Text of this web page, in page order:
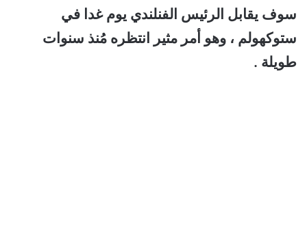
سوف يقابل الرئيس الفنلندي يوم غدا في
ستوكهولم ، وهو أمر مثير انتظره مُنذ سنوات
طويلة .